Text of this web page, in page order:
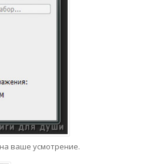
ваше усмотрение.